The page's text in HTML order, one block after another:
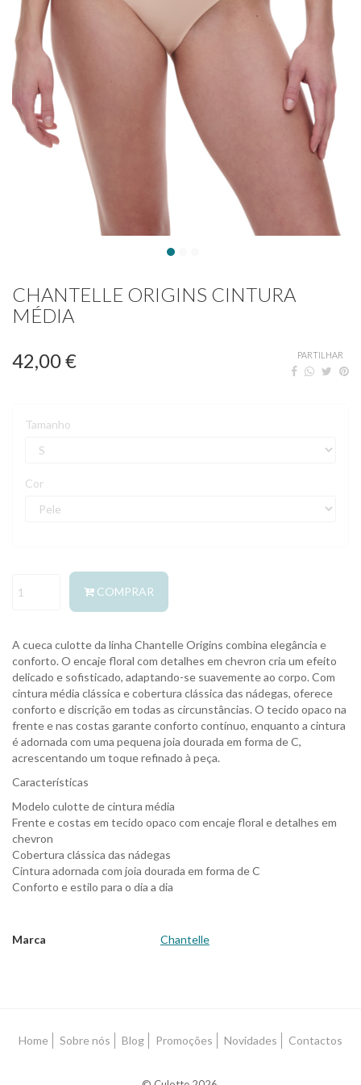
CHANTELLE ORIGINS CINTURA
MÉDIA
42,00 € PARTILHAR
Tamanho
Cor
COMPRAR
A cueca culotte da linha Chantelle Origins combina elegância e
conforto. O encaje floral com detalhes em chevron cria um efeito
delicado e sofisticado, adaptando-se suavemente ao corpo. Com
cintura média clássica e cobertura clássica das nádegas, oferece
conforto e discrição em todas as circunstâncias. O tecido opaco na
frente e nas costas garante conforto contínuo, enquanto a cintura
é adornada com uma pequena joia dourada em forma de C,
acrescentando um toque refinado à peça.
Características
Modelo culotte de cintura média
Frente e costas em tecido opaco com encaje floral e detalhes em
chevron
Cobertura clássica das nádegas
Cintura adornada com joia dourada em forma de C
Conforto e estilo para o dia a dia
Marca
Chantelle
Home Sobre nós Blog Promoções Novidades Contactos